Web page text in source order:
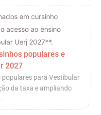
populares e
2027
para Vestibular
da taxa e ampliando